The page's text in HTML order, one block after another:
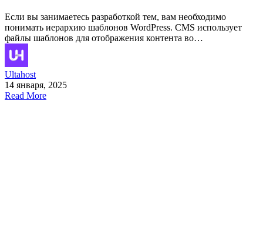
Если вы занимаетесь разработкой тем, вам необходимо
понимать иерархию шаблонов WordPress. CMS использует
файлы шаблонов для отображения контента во…
Ultahost
14 января, 2025
Read More